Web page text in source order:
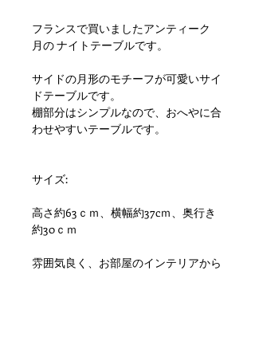
フランスで買いましたアンティーク
月の ナイトテーブルです。
サイドの月形のモチーフが可愛いサイ
ドテーブルです。
棚部分はシンプルなので、おへやに合
わせやすいテーブルです。
サイズ:
高さ約63ｃｍ、横幅約37cｍ、奥行き
約30ｃｍ
雰囲気良く、お部屋のインテリアから